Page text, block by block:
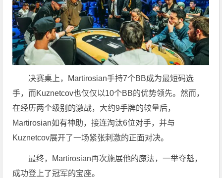
决赛桌上，Martirosian手持7个BB成为最短码选
手，而Kuznetcov也仅仅以10个BB的优势领先。然而，
在经历两个级别的激战，大约9手牌的较量后，
Martirosian如有神助，接连淘汰6位对手，并与
Kuznetcov展开了一场紧张刺激的正面对决。
最终，Martirosian再次施展他的魔法，一举夺魁，
成功登上了冠军的宝座。